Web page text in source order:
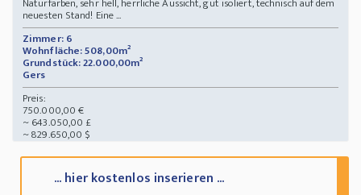
Naturfarben, sehr hell, herrliche Aussicht, gut isoliert, technisch auf dem
neuesten Stand! Eine ...
Zimmer: 6
Wohnfläche: 508,00m²
Grundstück: 22.000,00m²
Gers
Preis:
750.000,00 €
~ 643.050,00 £
~ 829.650,00 $
... hier kostenlos inserieren ...